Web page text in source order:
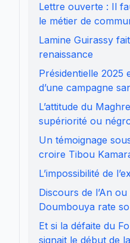
Lettre ouverte : Il
le métier de
Lamine Guirassy
renaissance
Présidentielle 2025
d’une campagne
L’attitude du
supériorité ou
Un témoignage
croire Tibou
L’impossibilité de
Discours de l’An
Doumbouya rate
Et si la défaite du
signait le début de